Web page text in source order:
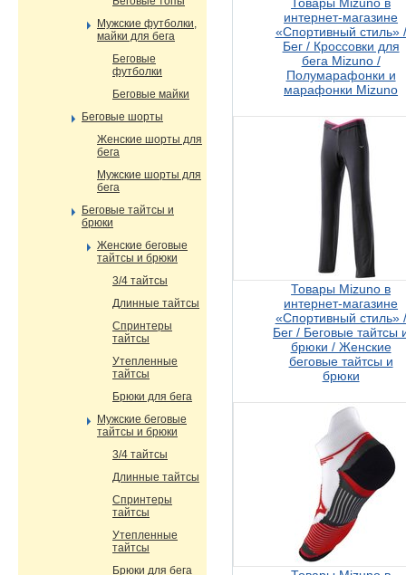
интернет-магазине
«Спортивный стиль» /
Бег / Кроссовки для
бега Mizuno /
Полумарафонки и
марафонки Mizuno
Товары Mizuno в
интернет-магазине
«Спортивный стиль» /
Бег / Беговые тайтсы
брюки / Женские
беговые тайтсы и
брюки
Мужские футболки,
майки для бега
Беговые
футболки
Беговые майки
Беговые шорты
Женские шорты для
бега
Мужские шорты для
бега
Беговые тайтсы и
брюки
Женские беговые
тайтсы и брюки
3/4 тайтсы
Длинные тайтсы
Спринтеры
тайтсы
Утепленные
тайтсы
Брюки для бега
Мужские беговые
тайтсы и брюки
3/4 тайтсы
Длинные тайтсы
Спринтеры
тайтсы
Утепленные
тайтсы
Брюки для бега